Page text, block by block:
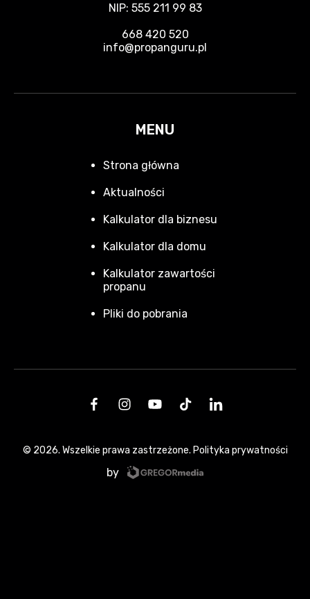
NIP: 555 211 99 83
668 420 520
info@propanguru.pl
MENU
Strona główna
Aktualności
Kalkulator dla biznesu
Kalkulator dla domu
Kalkulator zawartości
propanu
Pliki do pobrania
© 2026. Wszelkie prawa zastrzeżone. Polityka prywatności
by